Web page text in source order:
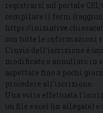
registrarsi sul portale
compilare il form
https://
con tutte le informazioni
L’invio dell’iscrizione è
modificato o annullato in
aspettare fino a pochi
procedere all’iscrizione.
Una volta effettuata
un file excel (in allegato)